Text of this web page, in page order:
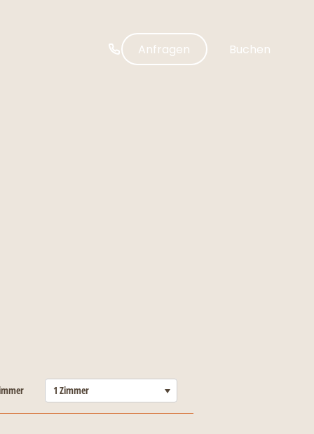
Anfragen Buchen